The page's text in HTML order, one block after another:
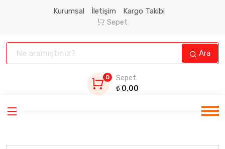
Kurumsal İletişim
Kargo Takibi
Sepet
Ara
0
Sepet
₺ 0,00